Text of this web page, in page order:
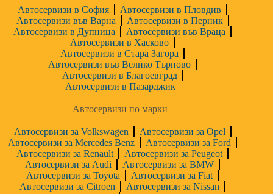
Автосервизи в София
Автосервизи в Пловдив
Автосервизи във Варна
Автосервизи в Перник
Автосервизи в Дупница
Автосервизи във Враца
Автосервизи в Хасково
Автосервизи в Стара Загора
Автосервизи във Велико Търново
Автосервизи в Благоевград
Автосервизи в Пазарджик
Автосервизи по марки
Автосервизи за Volkswagen
Автосервизи за Opel
Автосервизи за Mercedes Benz
Автосервизи за Ford
Автосервизи за Renault
Автосервизи за Peugeot
Автосервизи за Audi
Автосервизи за BMW
Автосервизи за Toyota
Автосервизи за Fiat
Автосервизи за Citroen
Автосервизи за Nissan